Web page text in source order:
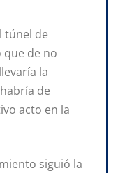
túnel de
de no
la
de
acto en la
siguió la